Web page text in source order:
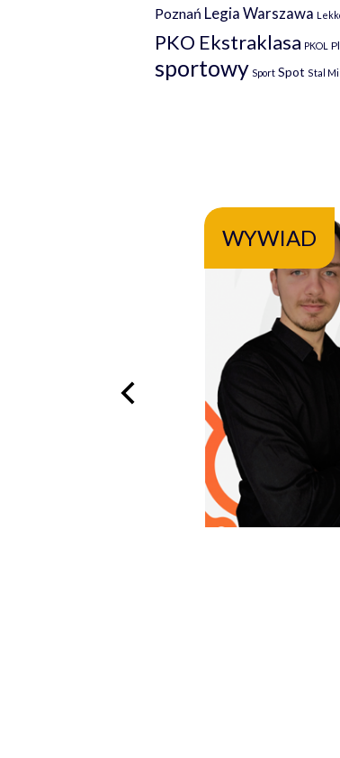
Poznań Legia Warszawa
PKO Ekstraklasa PKOL
sportowy Sport Spot Stal
WYWIAD